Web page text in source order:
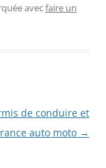
avecfaire un
de conduire et
auto moto →